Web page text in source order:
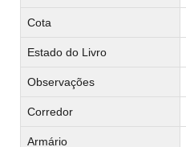
Cota
Estado do Livro
Observações
Corredor
Armário